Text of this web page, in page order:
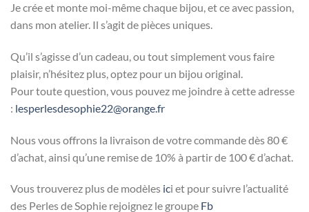
Je crée et monte moi-même chaque bijou, et ce avec passion,
dans mon atelier. Il s’agit de pièces uniques.
Qu’il s’agisse d’un cadeau, ou tout simplement vous faire
plaisir, n’hésitez plus, optez pour un bijou original.
Pour toute question, vous pouvez me joindre à cette adresse
: lesperlesdesophie22@orange.fr
Nous vous offrons la livraison de votre commande dès 80 €
d’achat, ainsi qu’une remise de 10% à partir de 100 € d’achat.
Vous trouverez plus de modèles ici et pour suivre l’actualité
des Perles de Sophie rejoignez le groupe Fb